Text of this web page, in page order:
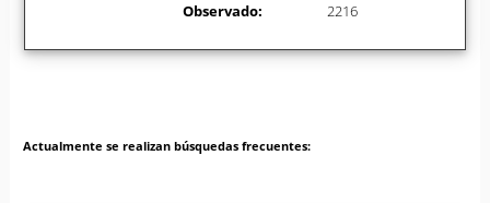
Observado:
2216
Actualmente se realizan búsquedas frecuentes: